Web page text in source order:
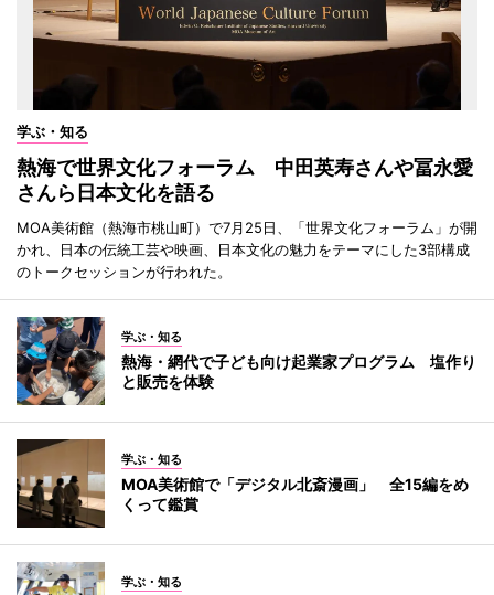
学ぶ・知る
熱海で世界文化フォーラム 中田英寿さんや冨永愛
さんら日本文化を語る
MOA美術館（熱海市桃山町）で7月25日、「世界文化フォーラム」が開
かれ、日本の伝統工芸や映画、日本文化の魅力をテーマにした3部構成
のトークセッションが行われた。
学ぶ・知る
熱海・網代で子ども向け起業家プログラム 塩作り
と販売を体験
学ぶ・知る
MOA美術館で「デジタル北斎漫画」 全15編をめ
くって鑑賞
学ぶ・知る